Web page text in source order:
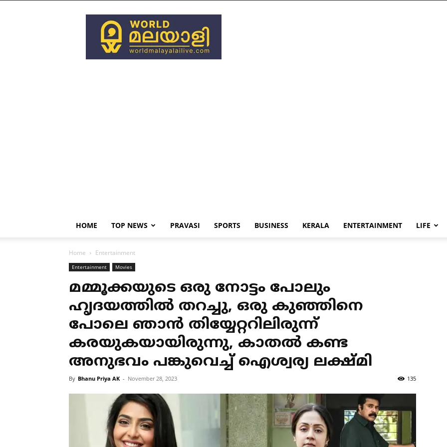
World
Malayali
Live
HOME TOP NEWS PRAVASI SPORTS BUSINESS KERALA ENTERTAINMENT LIFE
Home Entertainment
Entertainment Movies
മമ്മൂക്കയുടെ ഒരു നോട്ടം പോലും
ഹൃദയത്തില്‍ തറച്ചു, ഒരു കുഞ്ഞിനെ
പോലെ ഞാന്‍ തിയ്യേറ്ററിലിരുന്ന്
കരയുകയായിരുന്നു, കാതല്‍ കണ്ട
അനുഭവം പങ്കുവെച്ച് ഐശ്വര്യ ലക്ഷ്മി
By Bhanu Priya AK - November 28, 2023 135